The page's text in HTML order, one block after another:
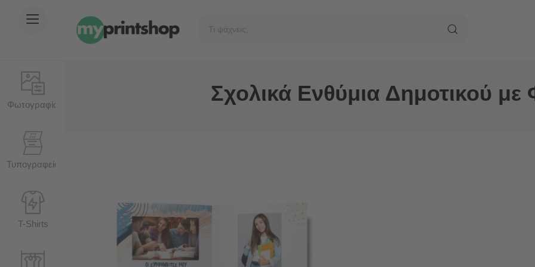
Φωτογραφία
Τυπογραφείο
T-Shirts
Σχολικά Ενθύμια Δημοτικού